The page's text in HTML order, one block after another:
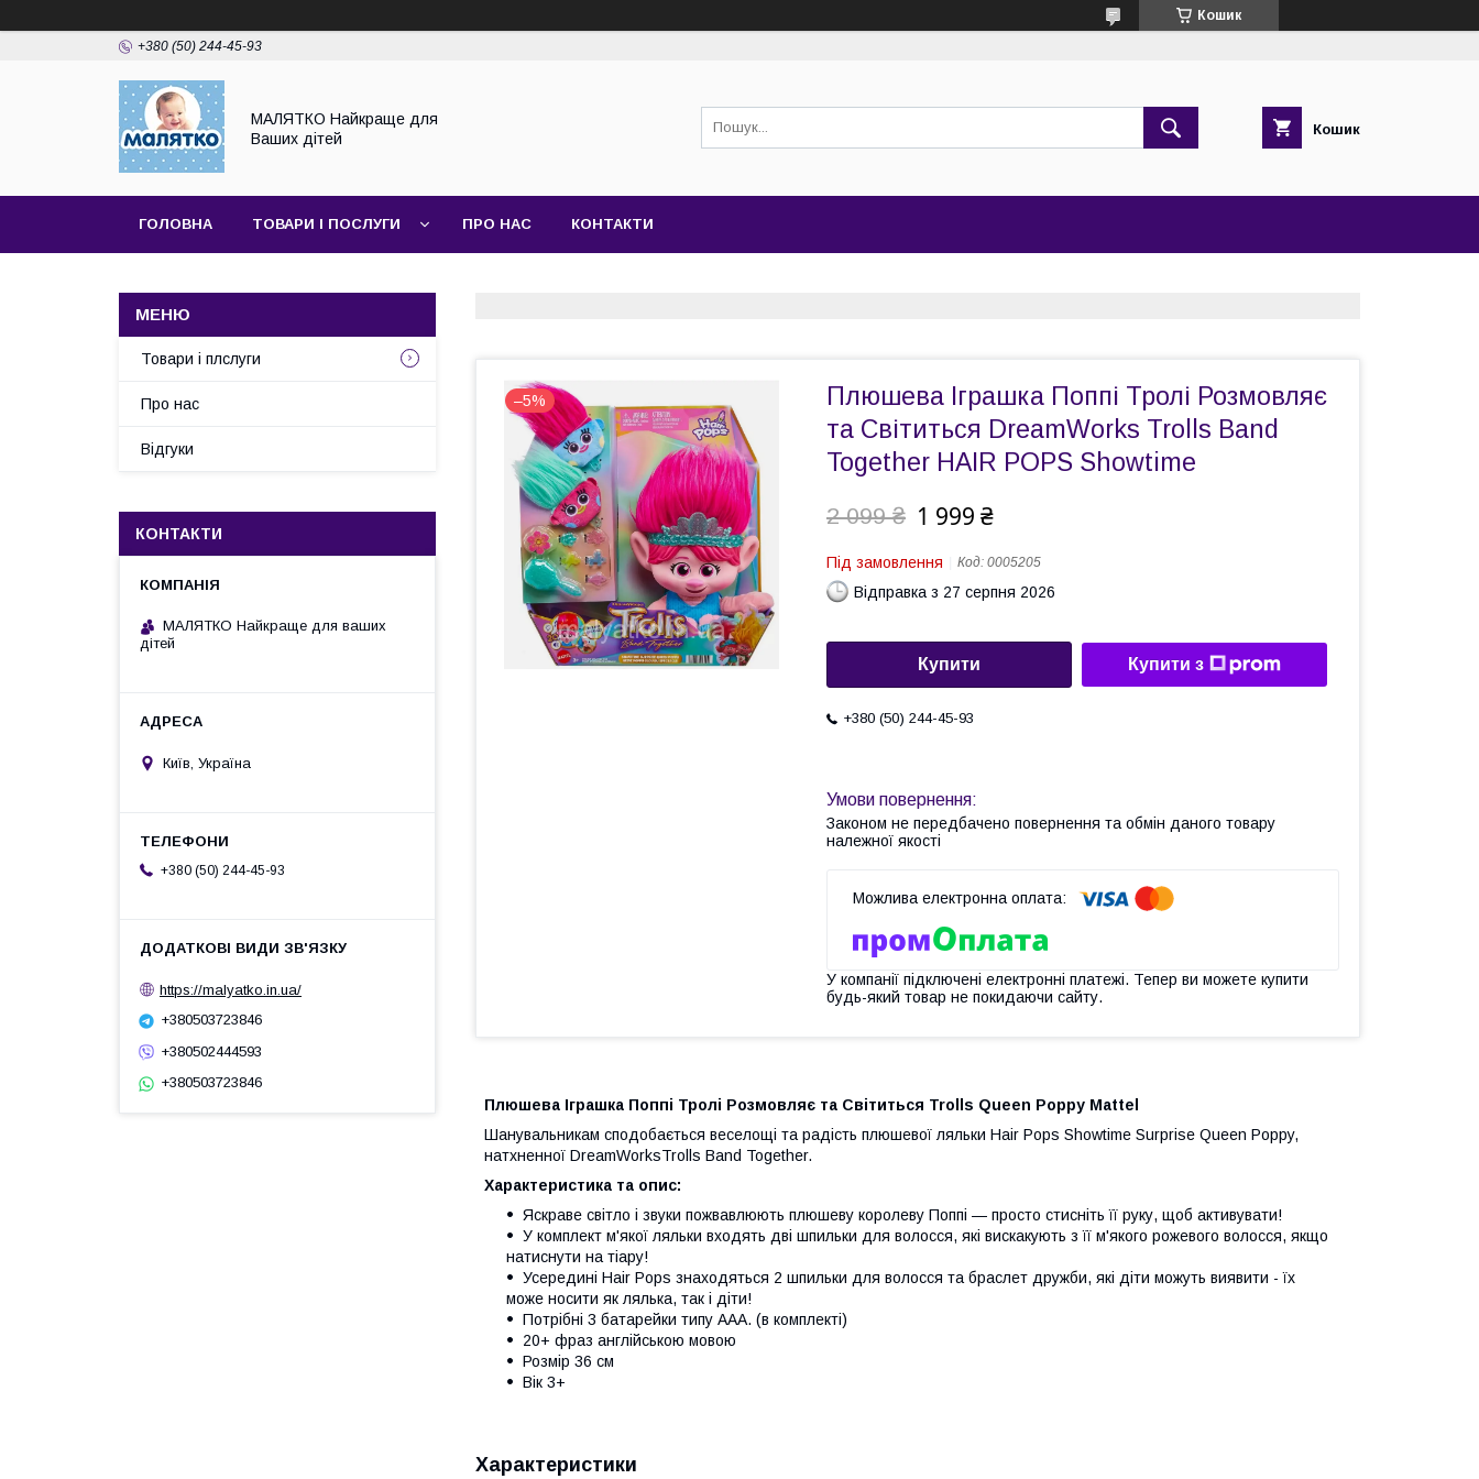
Кошик
+380 (50) 244-45-93
МАЛЯТКО Найкраще для
Ваших дітей
Кошик
ГОЛОВНА ТОВАРИ І ПОСЛУГИ ПРО НАС КОНТАКТИ
–5%
Плюшева Іграшка Поппі Тролі Розмовляє
та Світиться DreamWorks Trolls Band
Together HAIR POPS Showtime
2 099 ₴ 1 999 ₴
Під замовлення Код: 0005205
Відправка з 27 серпня 2026
Купити Купити з
+380 (50) 244-45-93
Законом не передбачено повернення та обмін даного товару
належної якості
У компанії підключені електронні платежі. Тепер ви можете купити
будь-який товар не покидаючи сайту.
Плюшева Іграшка Поппі Тролі Розмовляє та Світиться Trolls Queen Poppy Mattel
Шанувальникам сподобається веселощі та радість плюшевої ляльки Hair Pops Showtime Surprise Queen Poppy,
натхненної DreamWorksTrolls Band Together.
Характеристика та опис:
Яскраве світло і звуки пожвавлюють плюшеву королеву Поппі — просто стисніть її руку, щоб активувати!
У комплект м'якої ляльки входять дві шпильки для волосся, які вискакують з її м'якого рожевого волосся, якщо
натиснути на тіару!
Усередині Hair Pops знаходяться 2 шпильки для волосся та браслет дружби, які діти можуть виявити - їх
може носити як лялька, так і діти!
Потрібні 3 батарейки типу ААА. (в комплекті)
20+ фраз англійською мовою
Розмір 36 см
Вік 3+
Характеристики
Товари і плслуги
Про нас
Відгуки
КОНТАКТИ
МАЛЯТКО Найкраще для ваших
дітей
Київ, Україна
+380 (50) 244-45-93
https://malyatko.in.ua/
+380503723846
+380502444593
+380503723846